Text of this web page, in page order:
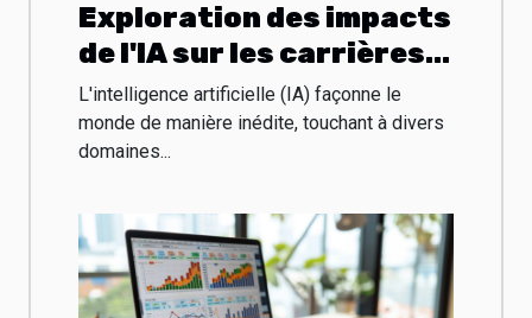
Exploration des impacts
de l'IA sur les carrières
artistiques et le design
graphique
L'intelligence artificielle (IA) façonne le
monde de manière inédite, touchant à divers
domaines...